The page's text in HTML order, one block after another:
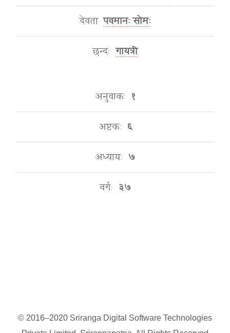
देवता पवमानः सोमः
छन्दः गायत्री
अनुवाकः १
अष्टकः ६
अध्यायः ७
वर्गः ३७
© 2016–2020 Sriranga Digital Software Technologies